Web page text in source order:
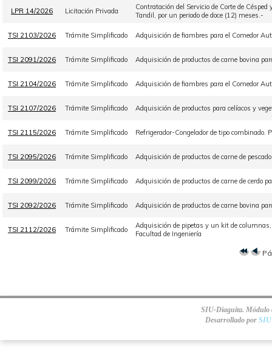
LPR 14/2026 Licitación Privada
Contratación del Servicio de Corte de
Tandil, por un periodo de doce (12) meses.-
TSI 2103/2026 Trámite Simplificado Adquisición de fiambres para el Comedor
TSI 2091/2026 Trámite Simplificado Adquisición de productos de carne bovina
TSI 2104/2026 Trámite Simplificado Adquisición de fiambres para el Comedor
TSI 2107/2026 Trámite Simplificado Adquisición de productos para celíacos y
TSI 2115/2026 Trámite Simplificado Refrigerador-Congelador de tipo
TSI 2095/2026 Trámite Simplificado Adquisición de productos de carne de
TSI 2099/2026 Trámite Simplificado Adquisición de productos de carne de cerdo
TSI 2092/2026 Trámite Simplificado Adquisición de productos de carne bovina
TSI 2112/2026 Trámite Simplificado
Adquisición de pipetas y un kit de
Facultad de Ingeniería
SIU-Diaguita. Módulo
Desarrollado por SIU